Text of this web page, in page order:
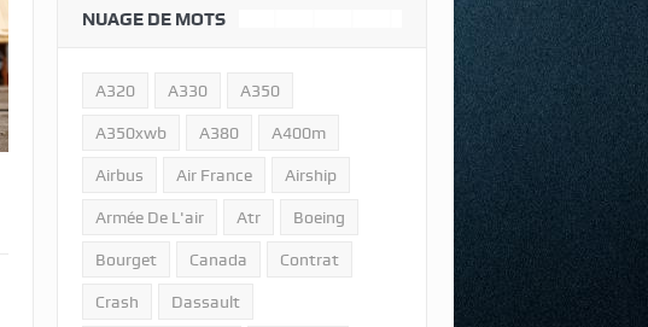
NUAGE DE MOTS
A320 A330 A350
A350xwb A380 A400m
Airbus Air France Airship
Armée De L'air Atr Boeing
Bourget Canada Contrat
Crash Dassault